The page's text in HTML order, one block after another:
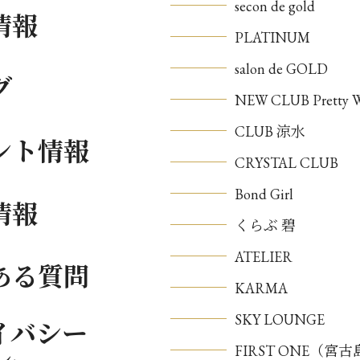
報
ト情報
報
る質問
バシー
secon de gold
PLATINUM
salon de GOLD
NEW CLUB Pretty
CLUB 涼水
CRYSTAL CLUB
Bond Girl
くらぶ 碧
ATELIER
KARMA
SKY LOUNGE
FIRST ONE（宮古